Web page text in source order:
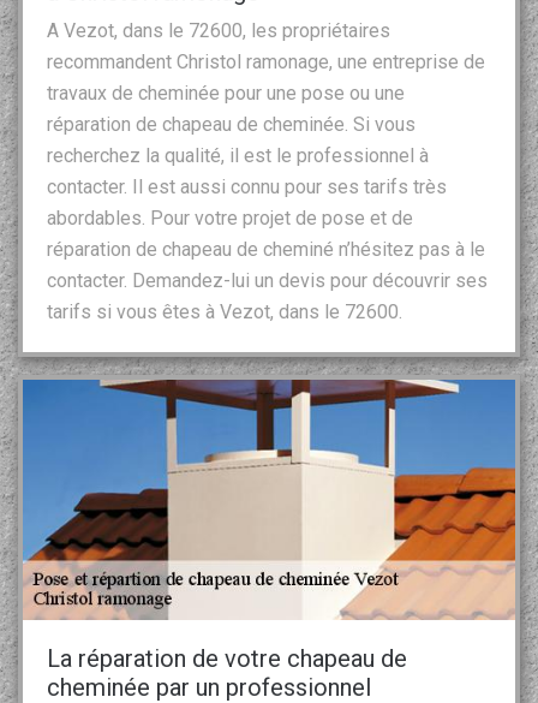
A Vezot, dans le 72600, les propriétaires
recommandent Christol ramonage, une entreprise de
travaux de cheminée pour une pose ou une
réparation de chapeau de cheminée. Si vous
recherchez la qualité, il est le professionnel à
contacter. Il est aussi connu pour ses tarifs très
abordables. Pour votre projet de pose et de
réparation de chapeau de cheminé n’hésitez pas à le
contacter. Demandez-lui un devis pour découvrir ses
tarifs si vous êtes à Vezot, dans le 72600.
La réparation de votre chapeau de
cheminée par un professionnel